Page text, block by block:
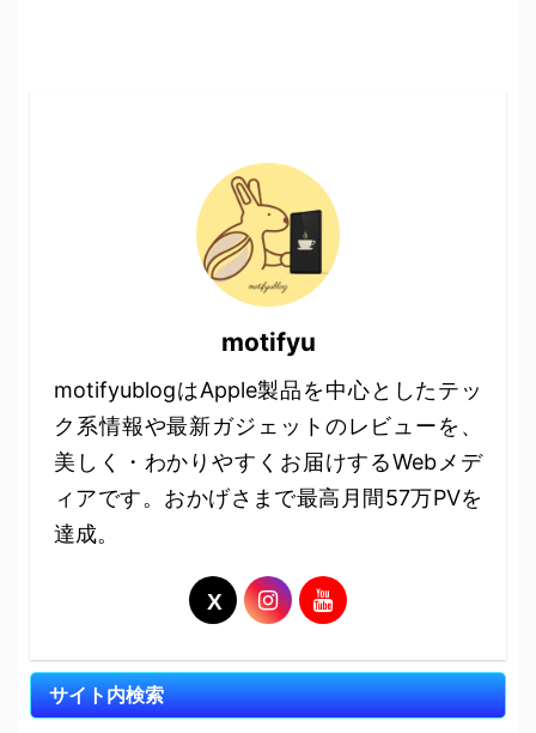
motifyu
motifyublogはApple製品を中心としたテッ
ク系情報や最新ガジェットのレビューを、
美しく・わかりやすくお届けするWebメデ
ィアです。おかげさまで最高月間57万PVを
達成。
サイト内検索